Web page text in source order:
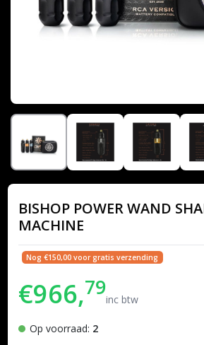
BISHOP POWER WAND
MACHINE
Nog €150,00 voor gratis verzending
€966,79inc btw
Op voorraad: 2